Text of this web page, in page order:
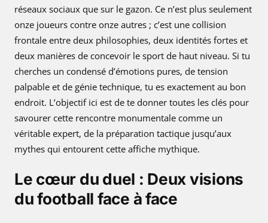
réseaux sociaux que sur le gazon. Ce n’est plus seulement
onze joueurs contre onze autres ; c’est une collision
frontale entre deux philosophies, deux identités fortes et
deux manières de concevoir le sport de haut niveau. Si tu
cherches un condensé d’émotions pures, de tension
palpable et de génie technique, tu es exactement au bon
endroit. L’objectif ici est de te donner toutes les clés pour
savourer cette rencontre monumentale comme un
véritable expert, de la préparation tactique jusqu’aux
mythes qui entourent cette affiche mythique.
Le cœur du duel : Deux visions
du football face à face